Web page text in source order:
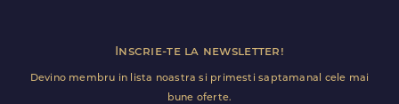
Inscrie-te la newsletter!
Devino membru in lista noastra si primesti saptamanal cele mai
bune oferte.